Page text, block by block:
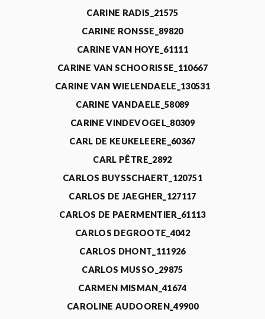
CARINE RADIS_21575
CARINE RONSSE_89820
CARINE VAN HOYE_61111
CARINE VAN SCHOORISSE_110667
CARINE VAN WIELENDAELE_130531
CARINE VANDAELE_58089
CARINE VINDEVOGEL_80309
CARL DE KEUKELEERE_60367
CARL PÊTRE_2892
CARLOS BUYSSCHAERT_120751
CARLOS DE JAEGHER_127117
CARLOS DE PAERMENTIER_61113
CARLOS DEGROOTE_4042
CARLOS DHONT_111926
CARLOS MUSSO_29875
CARMEN MISMAN_41674
CAROLINE AUDOOREN_49900